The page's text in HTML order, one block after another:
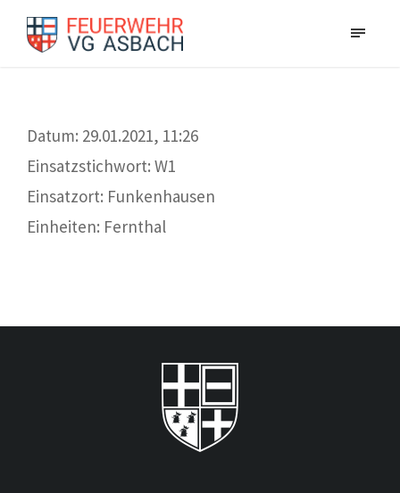
Datum: 29.01.2021, 11:26
Einsatzstichwort: W1
Einsatzort: Funkenhausen
Einheiten: Fernthal